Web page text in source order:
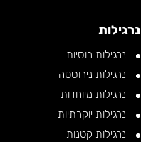
נרגילות
נרגילות רוסיות
נרגילות נירוסטה
נרגילות מיוחדות
נרגילות יוקרתיות
נרגילות קטנות